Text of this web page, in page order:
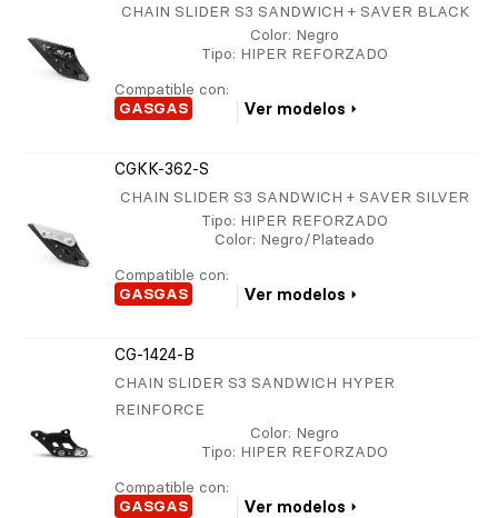
CHAIN SLIDER S3 SANDWICH + SAVER BLACK
Color: Negro
Tipo: HIPER REFORZADO
Compatible con:
GASGAS
Ver modelos
CGKK-362-S
CHAIN SLIDER S3 SANDWICH + SAVER SILVER
Tipo: HIPER REFORZADO
Color: Negro/Plateado
Compatible con:
GASGAS
Ver modelos
CG-1424-B
CHAIN SLIDER S3 SANDWICH HYPER
REINFORCE
Color: Negro
Tipo: HIPER REFORZADO
Compatible con:
GASGAS
Ver modelos